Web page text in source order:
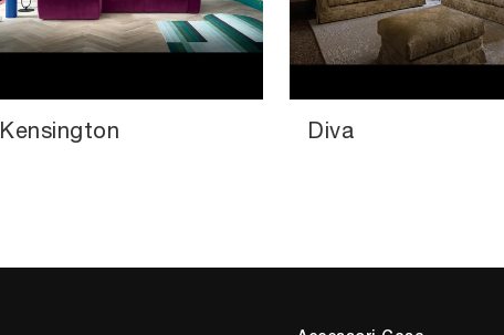
Kensington Diva